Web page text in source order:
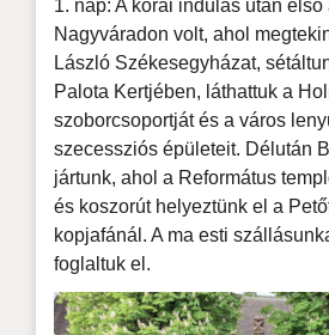
1. nap: A korai indulás után
Nagyváradon volt, ahol
László Székesegyházat,
Palota Kertjében, láthattuk a
szoborcsoportját és a város
szecessziós épületeit. Délután
jártunk, ahol a Református
és koszorút helyeztünk el a
kopjafánál. A ma esti
foglaltuk el.